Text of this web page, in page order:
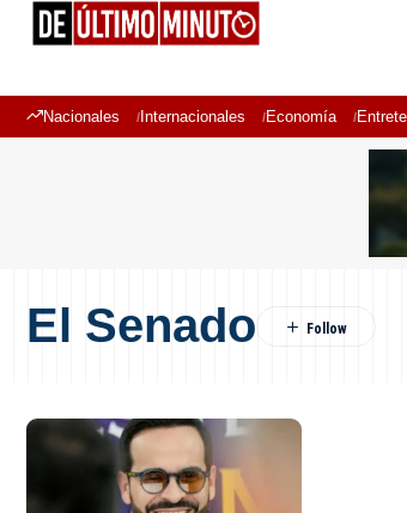
Nacionales Internacionales Economía
El Senado